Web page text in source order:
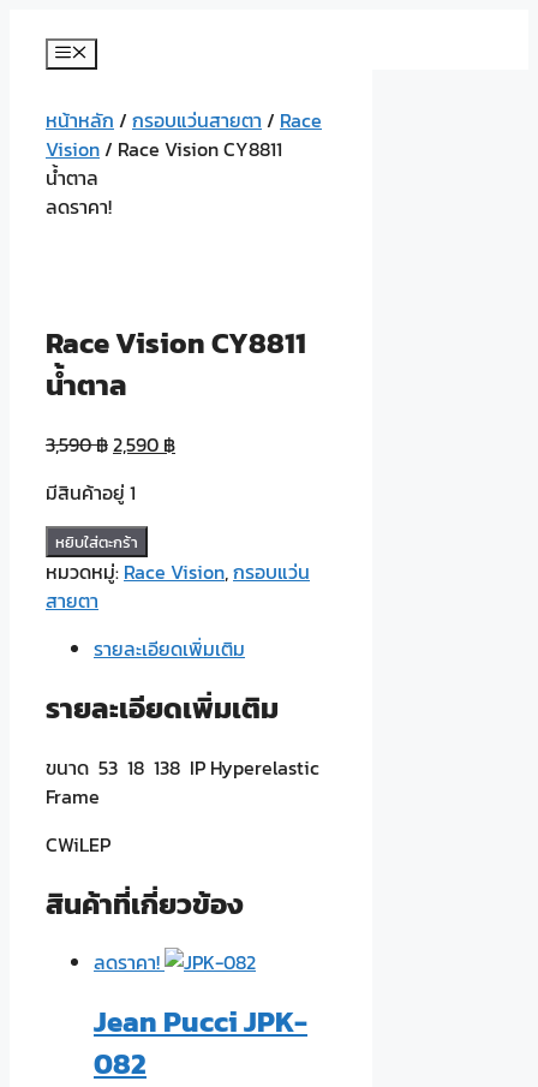
Menu
หน้าหลัก / กรอบแว่นสายตา / Race
Vision/ Race Vision CY8811
น้ำตาล
ลดราคา!
Race Vision CY8811
น้ำตาล
3,590฿2,590 ฿
มีสินค้าอยู่ 1
จำนวน
Race
Vision
น้ำตาล
หยิบใส่ตะกร้า
หมวดหมู่: Race Vision,กรอบแว่น
สายตา
รายละเอียดเพิ่มเติม
รายละเอียดเพิ่มเติม
ขนาด 53 18 138 IP Hyperelastic
Frame
CWiLEP
สินค้าที่เกี่ยวข้อง
ลดราคา!
Jean Pucci JPK-
082